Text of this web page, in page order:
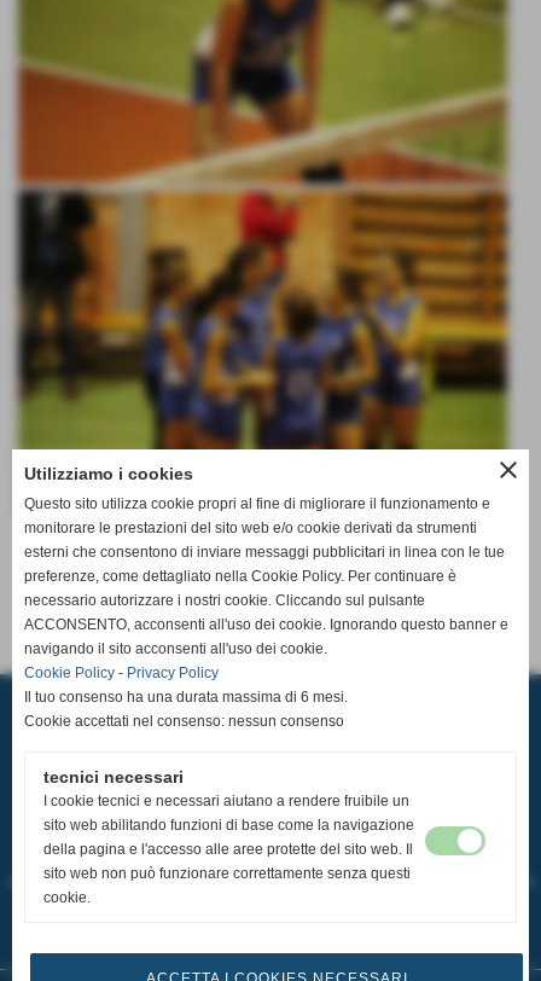
Invia
Via Tosco Romagnola,2480, 56023 - Cascina (Pisa)
P.I. 02185350507 C.F 93084600506
email:
ufficio stampa: ufficiostampa@pallavolocasciavola.it -352 0071268
Tutti i diritti sono riservati e soggetti a copyright.
L'utilizzo delle immagini deve essere esplicitamente richiesto a:
ufficiostampa@pallavolocasciavola.itche deve rilasciare il consenso scritto all'uso
L'utilizzo del contenuto scritto è riproducibile citando la fonte solo se si tratta di
ufficiostampa@pallavolocasciavola.it
close
Utilizziamo i cookies
Questo sito utilizza cookie propri al fine di migliorare il funzionamento e
monitorare le prestazioni del sito web e/o cookie derivati da strumenti
esterni che consentono di inviare messaggi pubblicitari in linea con le tue
preferenze, come dettagliato nella Cookie Policy. Per continuare è
necessario autorizzare i nostri cookie. Cliccando sul pulsante
ACCONSENTO, acconsenti all'uso dei cookie. Ignorando questo banner e
navigando il sito acconsenti all'uso dei cookie.
Cookie Policy - Privacy Policy
Il tuo consenso ha una durata massima di 6 mesi.
Cookie accettati nel consenso: nessun consenso
tecnici necessari
I cookie tecnici e necessari aiutano a rendere fruibile un
sito web abilitando funzioni di base come la navigazione
della pagina e l'accesso alle aree protette del sito web. Il
sito web non può funzionare correttamente senza questi
cookie.